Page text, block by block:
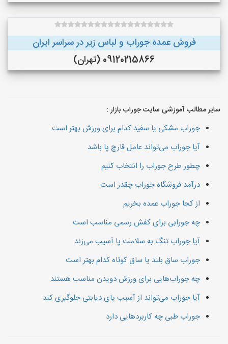
فروش عمده جوراب و لباس زیر در سراسر ایران
09120215866 (تهران)
سایر مطالب آموزشی سایت جوراب بازار :
جوراب مشکی یا سفید کدام برای ورزش بهتر است
آیا جوراب‌ می‌تواند عامل قارچ پا باشد
چطور طرح جوراب را انتخاب کنیم
درآمد فروشگاه جوراب چقدر است
از کجا جوراب عمده بخریم
چه جورابی برای کفش رسمی مناسب است
آیا جوراب تنگ به سلامت پا آسیب می‌زند
جوراب ساق بلند یا ساق کوتاه کدام بهتر است
چه جوراب‌هایی برای ورزش دویدن مناسب هستند
آیا جوراب می‌تواند از آسیب پای دیابتی جلوگیری کند
جوراب طبی چه کاربردهایی دارد